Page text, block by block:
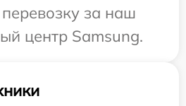
за наш
центр Samsung.